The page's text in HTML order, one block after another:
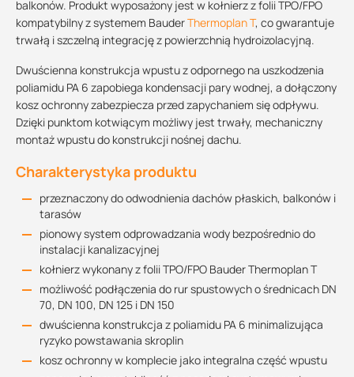
balkonów. Produkt wyposażony jest w kołnierz z folii TPO/FPO
kompatybilny z systemem BauderThermoplan T, co gwarantuje
trwałą i szczelną integrację z powierzchnią hydroizolacyjną.
Dwuścienna konstrukcja wpustu z odpornego na uszkodzenia
poliamidu PA 6 zapobiega kondensacji pary wodnej, a dołączony
kosz ochronny zabezpiecza przed zapychaniem się odpływu.
Dzięki punktom kotwiącym możliwy jest trwały, mechaniczny
montaż wpustu do konstrukcji nośnej dachu.
Charakterystyka produktu
przeznaczony do odwodnienia dachów płaskich, balkonów i
tarasów
pionowy system odprowadzania wody bezpośrednio do
instalacji kanalizacyjnej
kołnierz wykonany z folii TPO/FPO Bauder Thermoplan T
możliwość podłączenia do rur spustowych o średnicach DN
70, DN 100, DN 125 i DN 150
dwuścienna konstrukcja z poliamidu PA 6 minimalizująca
ryzyko powstawania skroplin
kosz ochronny w komplecie jako integralna część wpustu